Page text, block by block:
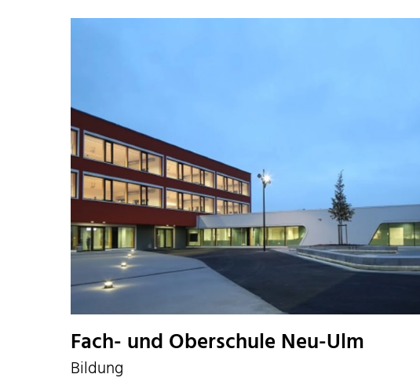
Fach- und Oberschule Neu-Ulm
Bildung